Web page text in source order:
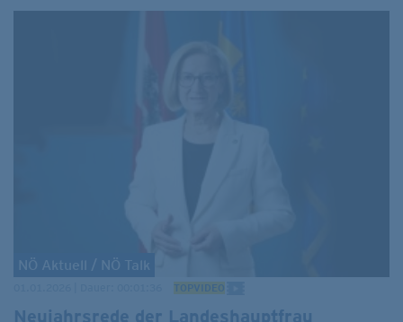
NÖ Aktuell / NÖ Talk
TOPVIDEO
Neujahrsrede der Landeshauptfrau